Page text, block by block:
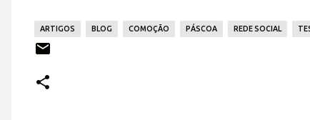
ARTIGOS BLOG COMOÇÃO PÁSCOA REDE SOCIAL